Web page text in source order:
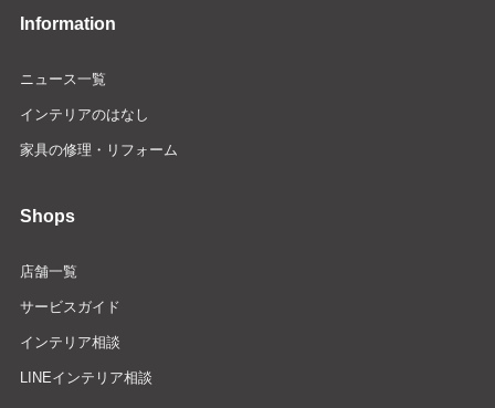
Information
ニュース一覧
インテリアのはなし
家具の修理・リフォーム
Shops
店舗一覧
サービスガイド
インテリア相談
LINEインテリア相談